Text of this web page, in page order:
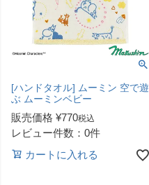
[ハンドタオル] ムーミン 空で遊
ぶ ムーミンベビー
販売価格 ¥770税込
レビュー件数：0件
カートに入れる